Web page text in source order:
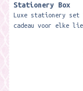
Stationery Box ​
Luxe stationery set
cadeau voor elke